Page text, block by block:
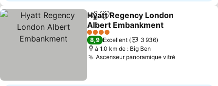
PartagerAjouter à mes favoris
Hyatt Regency London
Albert Embankment
Consulter les prix
4 Étoiles
8,9 Excellent
3 936
à 1.0 km de : Big Ben
Ascenseur panoramique vitréConsulter